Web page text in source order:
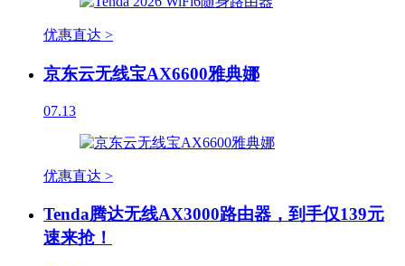
优惠直达 >
京东云无线宝AX6600雅典娜
07.13
优惠直达 >
Tenda腾达无线AX3000路由器，到手仅139元
速来抢！